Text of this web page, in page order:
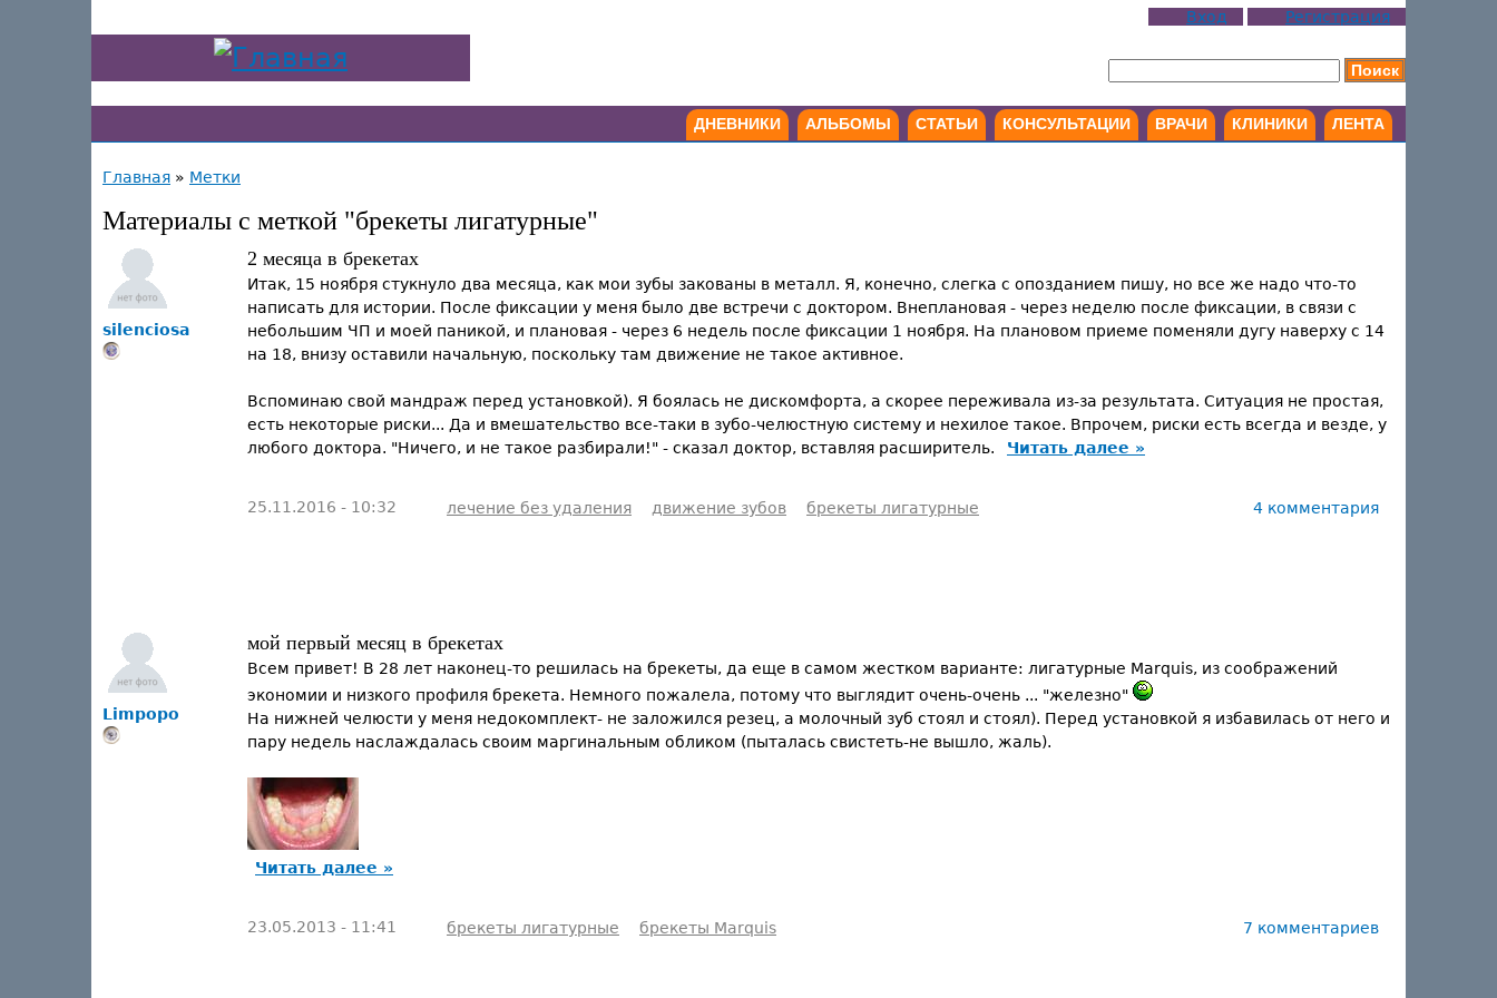
Вход Регистрация
ДНЕВНИКИ АЛЬБОМЫ СТАТЬИ КОНСУЛЬТАЦИИ ВРАЧИ КЛИНИКИ ЛЕНТА
Главная » Метки
Материалы с меткой "брекеты лигатурные"
silenciosa
2 месяца в брекетах
Итак, 15 ноября стукнуло два месяца, как мои зубы закованы в металл. Я, конечно, слегка с опозданием пишу, но все же надо что-то
написать для истории. После фиксации у меня было две встречи с доктором. Внеплановая - через неделю после фиксации, в связи с
небольшим ЧП и моей паникой, и плановая - через 6 недель после фиксации 1 ноября. На плановом приеме поменяли дугу наверху с 14
на 18, внизу оставили начальную, поскольку там движение не такое активное.
Вспоминаю свой мандраж перед установкой). Я боялась не дискомфорта, а скорее переживала из-за результата. Ситуация не простая,
есть некоторые риски... Да и вмешательство все-таки в зубо-челюстную систему и нехилое такое. Впрочем, риски есть всегда и везде, у
любого доктора. "Ничего, и не такое разбирали!" - сказал доктор, вставляя расширитель.
Читать далее »
25.11.2016 - 10:32 лечение без удаления движение зубов брекеты лигатурные 4 комментария
Limpopo
мой первый месяц в брекетах
Всем привет! В 28 лет наконец-то решилась на брекеты, да еще в самом жестком варианте: лигатурные Marquis, из соображений
экономии и низкого профиля брекета. Немного пожалела, потому что выглядит очень-очень ... "железно"
На нижней челюсти у меня недокомплект- не заложился резец, а молочный зуб стоял и стоял). Перед установкой я избавилась от него и
пару недель наслаждалась своим маргинальным обликом (пыталась свистеть-не вышло, жаль).
Читать далее »
23.05.2013 - 11:41 брекеты лигатурные брекеты Marquis 7 комментариев